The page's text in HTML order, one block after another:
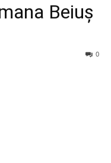
Beiuş
0